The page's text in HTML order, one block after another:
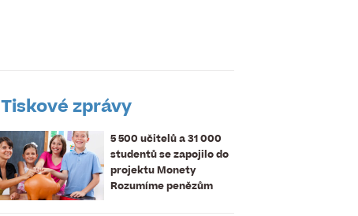
Tiskové zprávy
5 500 učitelů a 31 000
studentů se zapojilo do
projektu Monety
Rozumíme penězům